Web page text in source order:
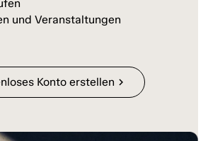
und Veranstaltungen
Konto erstellen chevron_right